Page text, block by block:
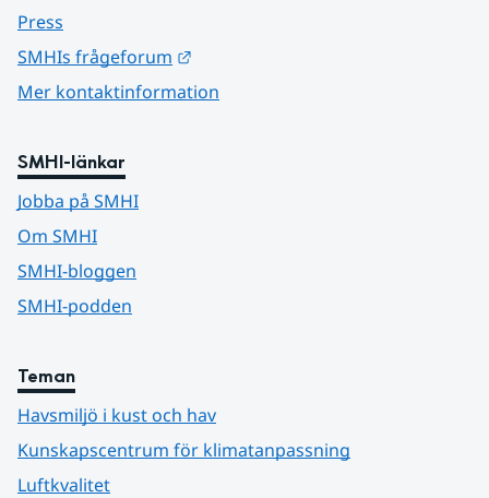
Press
SMHIs frågeforum
Mer kontaktinformation
SMHI-länkar
Jobba på SMHI
Om SMHI
SMHI-bloggen
SMHI-podden
Teman
Havsmiljö i kust och hav
Kunskapscentrum för klimatanpassning
Luftkvalitet